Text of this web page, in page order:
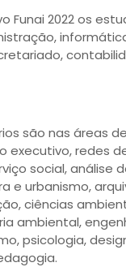
Funai 2022 os
são nas áreas
executivo, redes
social, análise
e urbanismo,
ciências
ambiental,
psicologia,